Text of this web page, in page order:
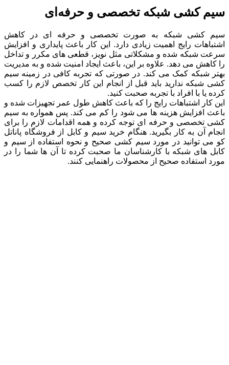
سیم کشی شبکه تخصصی و حرفه‌ای
سیم کشی شبکه به صورت تخصصی و حرفه‌ ای در کاهش
اشتباهات رایج اهمیت زیادی دارد. این کار باعث پایداری و افزایش
سرعت شبکه شده و مشکلاتی مثل نویز، قطعی‌ های مکرر و تداخل
را کاهش می‌ دهد. علاوه بر این، باعث ایجاد امنیت شده و به مدیریت
بهتر شبکه کمک می‌ کند. در صورتی که تجربه کافی در زمینه سیم
کشی شبکه ندارید باید قبل از انجام این کار تخصص لازم را کسب
کرده یا با افراد با تجربه صحبت کنید.
این کار اشتباهات رایج را که باعث کاهش طول عمر تجهیزات شده و
باعث افزایش هزینه‌ ها می‌ شود را کم می‌ کند. پس همواره به سیم
کشی تخصصی و حرفه‌ ای توجه کرده و همه اقدامات لازم را برای
انجام آن به کار بگیرید. هنگام خرید سیم و کابل از فروشگاه پاناتل
کو می‌ توانید در مورد سیم کشی صحیح و نحوه استفاده از سیم و
کابل‌ های شبکه با کارشناسان ما صحبت کرده تا آن ها شما را در
مورد استفاده صحیح از محصولات راهنمایی کنند.